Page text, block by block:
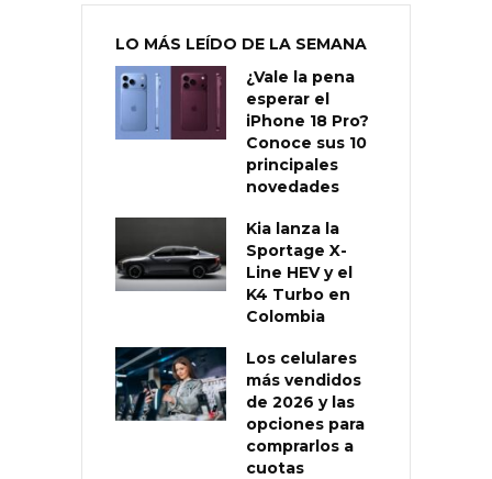
LO MÁS LEÍDO DE LA SEMANA
¿Vale la pena
esperar el
iPhone 18 Pro?
Conoce sus 10
principales
novedades
Kia lanza la
Sportage X-
Line HEV y el
K4 Turbo en
Colombia
Los celulares
más vendidos
de 2026 y las
opciones para
comprarlos a
cuotas